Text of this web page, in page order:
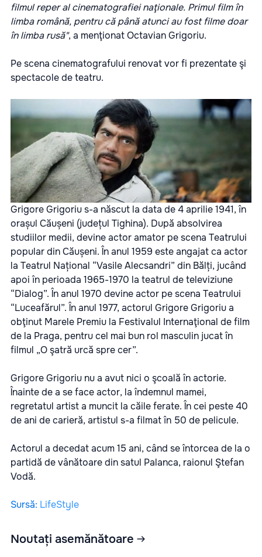
filmul reper al cinematografiei naţionale. Primul film în
limba română, pentru că până atunci au fost filme doar
în limba rusă", a menţionat Octavian Grigoriu.
Pe scena cinematografului renovat vor fi prezentate şi
spectacole de teatru.
Grigore Grigoriu s-a născut la data de 4 aprilie 1941, în
orașul Căușeni (județul Tighina). După absolvirea
studiilor medii, devine actor amator pe scena Teatrului
popular din Căușeni. În anul 1959 este angajat ca actor
la Teatrul Național “Vasile Alecsandri” din Bălți, jucând
apoi în perioada 1965-1970 la teatrul de televiziune
“Dialog”. În anul 1970 devine actor pe scena Teatrului
“Luceafărul”. În anul 1977, actorul Grigore Grigoriu a
obţinut Marele Premiu la Festivalul Internaţional de film
de la Praga, pentru cel mai bun rol masculin jucat în
filmul „O şatră urcă spre cer”.
Grigore Grigoriu nu a avut nici o şcoală în actorie.
Înainte de a se face actor, la îndemnul mamei,
regretatul artist a muncit la căile ferate. În cei peste 40
de ani de carieră, artistul s-a filmat în 50 de pelicule.
Actorul a decedat acum 15 ani, când se întorcea de la o
partidă de vânătoare din satul Palanca, raionul Ştefan
Vodă.
Sursă: LifeStyle
Noutați asemănătoare